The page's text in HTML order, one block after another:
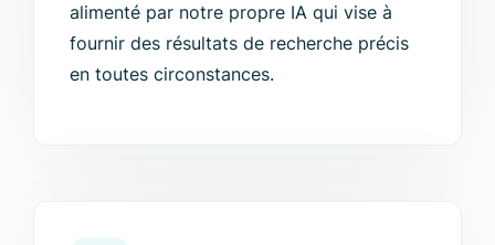
alimenté par notre propre IA qui vise à
fournir des résultats de recherche précis
en toutes circonstances.